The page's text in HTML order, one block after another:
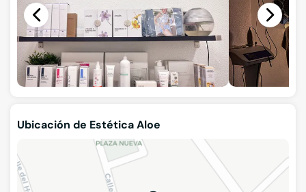
Ubicación de Estética Aloe